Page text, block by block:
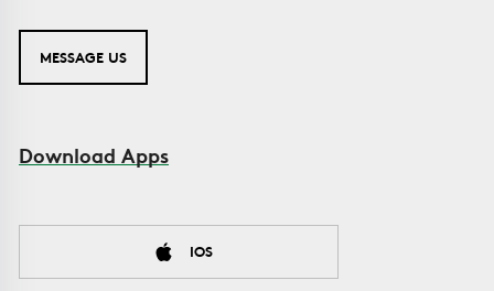
MESSAGE US
Download Apps
IOS